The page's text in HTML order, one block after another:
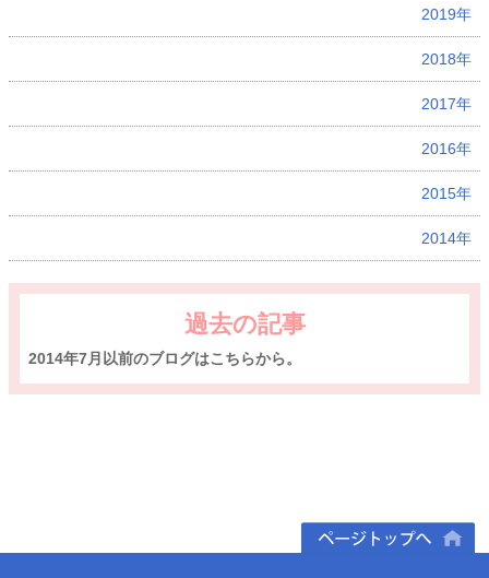
2019年
2018年
2017年
2016年
2015年
2014年
過去の記事
2014年7月以前のブログはこちらから。